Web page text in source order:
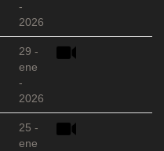
-
2026
29 -
ene
-
2026
25 -
ene